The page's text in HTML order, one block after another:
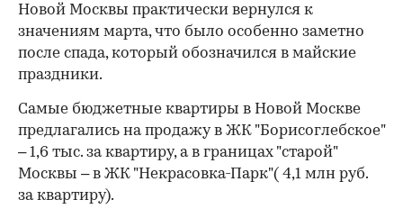
Новой Москвы практически вернулся к
значениям марта, что было особенно заметно
после спада, который обозначился в майские
праздники.
Самые бюджетные квартиры в Новой Москве
предлагались на продажу в ЖК "Борисоглебское"
– 1,6 тыс. за квартиру, а в границах "старой"
Москвы – в ЖК "Некрасовка-Парк"( 4,1 млн руб.
за квартиру).